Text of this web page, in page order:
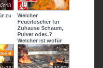
zu
Welcher
Feuerlöscher für
Zuhause Schaum,
Pulver oder..?
Welcher ist wofür
der richtige?